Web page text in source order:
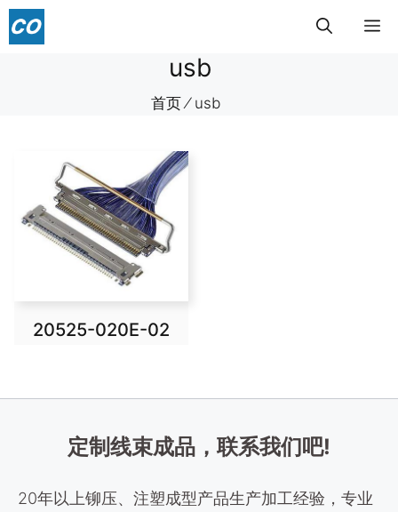
跳
至
菜
usb
首页⁄ usb
20525-020E-02
定制线束成品，联系我们吧!
20年以上铆压、注塑成型产品生产加工经验，专业